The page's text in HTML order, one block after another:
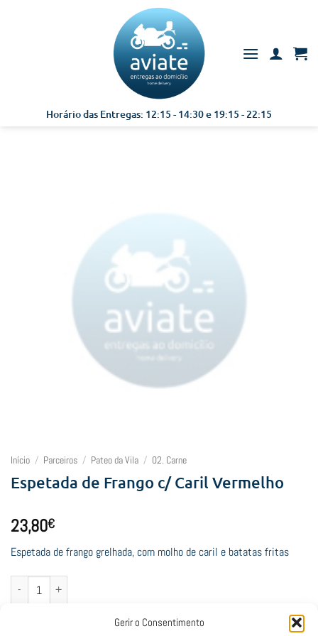
Gerir o Consentimento
Horário das Entregas: 12:15 - 14:30 e 19:15 - 22:15
Início / Parceiros / Pateo da Vila / 02. Carne
Espetada de Frango c/ Caril Vermelho
23,80€
Espetada de frango grelhada, com molho de caril e batatas fritas
Quantidade de Espetada de Frango c/ Caril Vermelho
Adicionar